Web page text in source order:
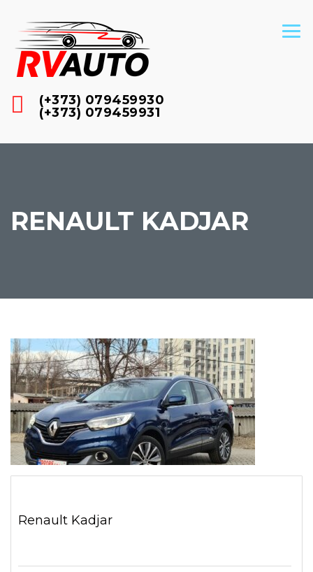
(+373) 079459930
(+373) 079459931
RENAULT KADJAR
Renault Kadjar